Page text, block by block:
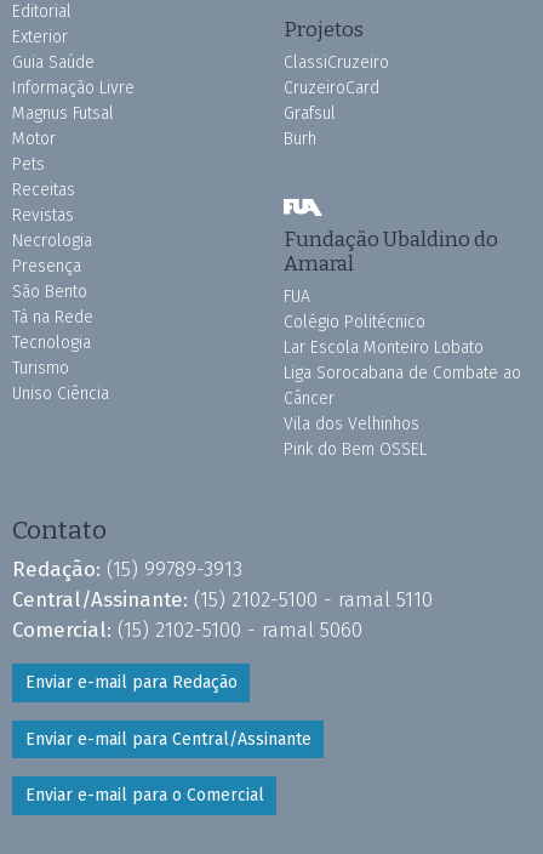
Editorial
Exterior
Guia Saúde
Informação Livre
Magnus Futsal
Motor
Pets
Receitas
Revistas
Necrologia
Presença
São Bento
Tá na Rede
Tecnologia
Turismo
Uniso Ciência
Projetos
ClassiCruzeiro
CruzeiroCard
Grafsul
Burh
Fundação Ubaldino do
Amaral
FUA
Colégio Politécnico
Lar Escola Monteiro Lobato
Liga Sorocabana de Combate ao
Câncer
Vila dos Velhinhos
Pink do Bem OSSEL
Contato
Redação: (15) 99789-3913
Central/Assinante: (15) 2102-5100 - ramal 5110
Comercial: (15) 2102-5100 - ramal 5060
Enviar e-mail para Redação
Enviar e-mail para Central/Assinante
Enviar e-mail para o Comercial